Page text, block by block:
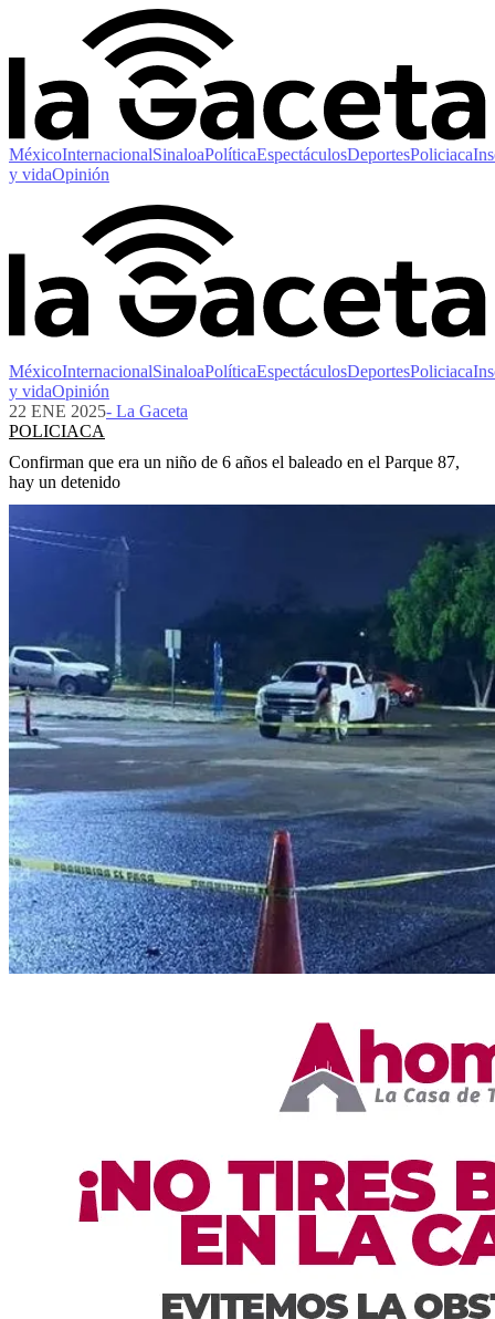
MéxicoInternacionalSinaloaPolíticaEspectáculosDeportesPoliciaca
y vidaOpinión
MéxicoInternacionalSinaloaPolíticaEspectáculosDeportesPoliciaca
y vidaOpinión
22 ENE 2025- La Gaceta
POLICIACA
Confirman que era un niño de 6 años el baleado en el Parque 87,
hay un detenido